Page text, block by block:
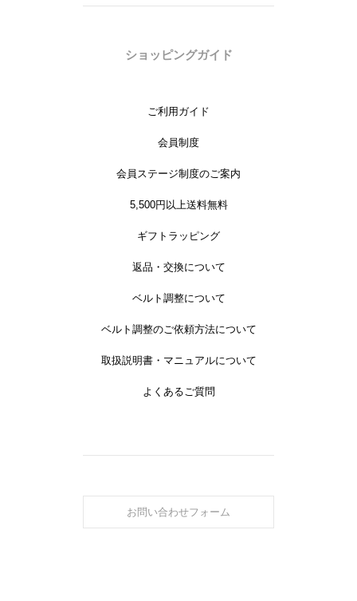
ショッピングガイド
ご利用ガイド
会員制度
会員ステージ制度のご案内
5,500円以上送料無料
ギフトラッピング
返品・交換について
ベルト調整について
ベルト調整のご依頼方法について
取扱説明書・マニュアルについて
よくあるご質問
お問い合わせフォーム